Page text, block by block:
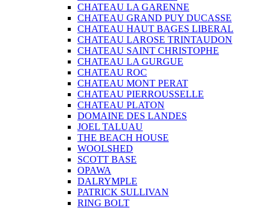
CHATEAU LA GARENNE
CHATEAU GRAND PUY DUCASSE
CHATEAU HAUT BAGES LIBERAL
CHATEAU LAROSE TRINTAUDON
CHATEAU SAINT CHRISTOPHE
CHATEAU LA GURGUE
CHATEAU ROC
CHATEAU MONT PERAT
CHATEAU PIERROUSSELLE
CHATEAU PLATON
DOMAINE DES LANDES
JOEL TALUAU
THE BEACH HOUSE
WOOLSHED
SCOTT BASE
OPAWA
DALRYMPLE
PATRICK SULLIVAN
RING BOLT